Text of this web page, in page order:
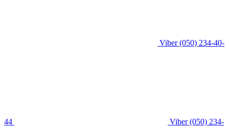
Viber(050) 234-40-
44 Viber(050) 234-